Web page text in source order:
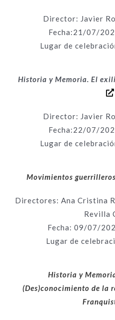
Director: Javier
Fecha:21 /07/
Lugar de
Historia y Memoria. El
Director: Javier
Fecha:22/07/
Lugar de
Movimientos
Directores: Ana Cristina
Revilla
Fecha: 09/07/
Lugar de
Historia y
(Des)conocimiento de la